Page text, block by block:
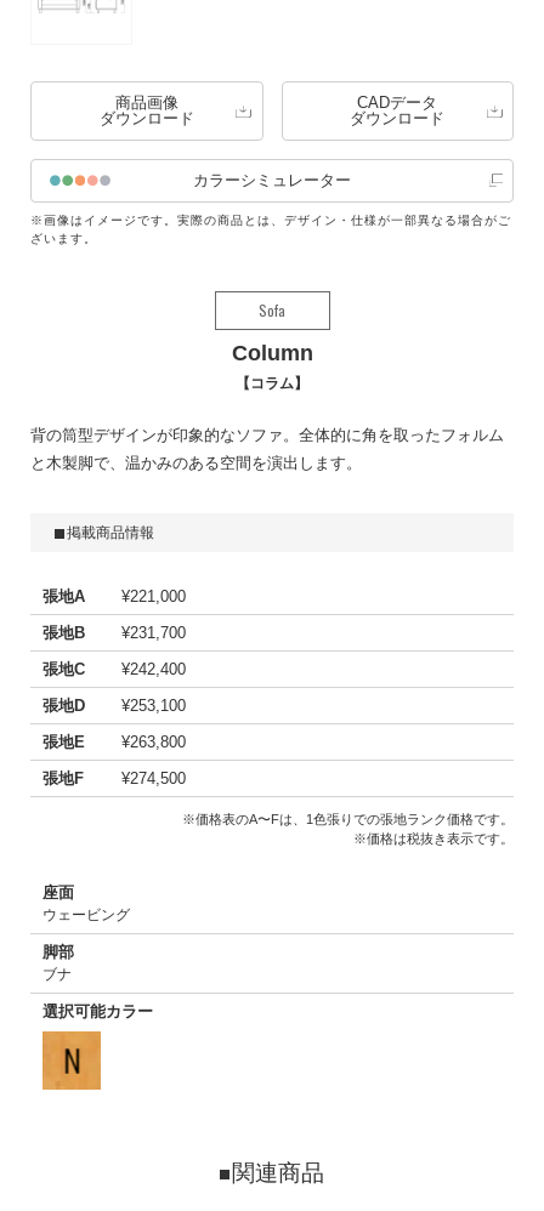
商品画像
ダウンロード
CADデータ
ダウンロード
カラーシミュレーター
※画像はイメージです。実際の商品とは、デザイン・仕様が一部異なる場合がご
ざいます。
Sofa
Column
コラム
背の筒型デザインが印象的なソファ。全体的に角を取ったフォルム
と木製脚で、温かみのある空間を演出します。
掲載商品情報
張地A
¥221,000
張地B
¥231,700
張地C
¥242,400
張地D
¥253,100
張地E
¥263,800
張地F
¥274,500
※価格表のA〜Fは、1色張りでの張地ランク価格です。
※価格は税抜き表示です。
座面
ウェービング
脚部
ブナ
選択可能カラー
関連商品